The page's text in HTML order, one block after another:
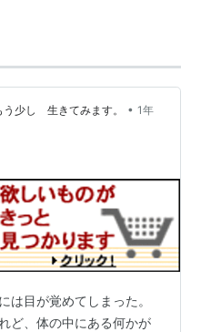
少し 生きてみます。 • 1年
は目が覚めてしまった。
ど、体の中にある何かが